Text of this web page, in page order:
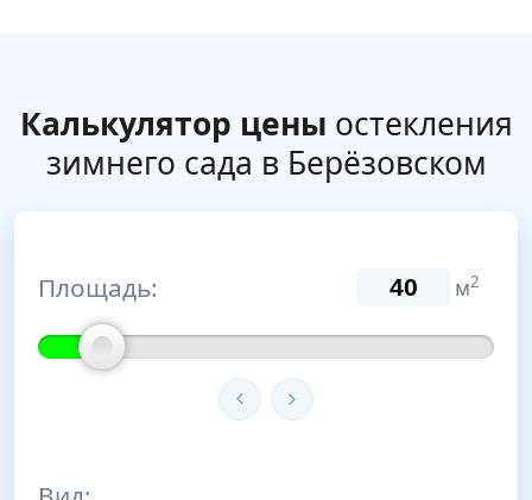
Калькулятор цены остекления
зимнего сада в Берёзовском
Площадь: м2